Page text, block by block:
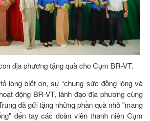
địa phương tặng quà cho Cụm BR-VT.
lòng biết ơn, sự “chung sức đồng lòng và
động BR-VT, lãnh đạo địa phương cùng
đã gửi tặng những phần quà nhỏ "mang
đến tay các đoàn viên thanh niên Cụm